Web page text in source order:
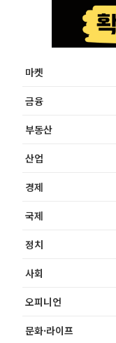
마켓
금융
부동산
산업
경제
국제
정치
사회
오피니언
문화·라이프